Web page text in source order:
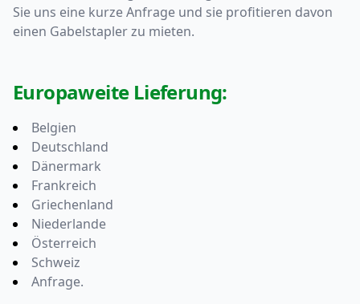
Sie uns eine kurze Anfrage und sie profitieren davon
einen Gabelstapler zu mieten.
Europaweite Lieferung:
Belgien
Deutschland
Dänermark
Frankreich
Griechenland
Niederlande
Österreich
Schweiz
Anfrage.